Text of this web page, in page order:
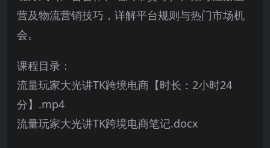
营及物流营销技巧，详解平台规则与热门市场机
会。
课程目录：
流量玩家大光讲TK跨境电商【时长：2小时24
分】.mp4
流量玩家大光讲TK跨境电商笔记.docx